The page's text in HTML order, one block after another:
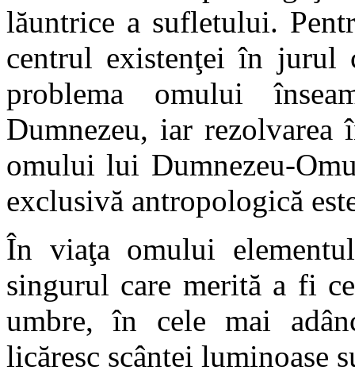
lăuntrice a sufletului.
centrul existenţei în jurul
problema omului
Dumnezeu, iar rezolvarea
omului lui Dumnezeu-
exclusivă antropologică
În viaţa omului
singurul care merită a fi
umbre, în cele mai
licăresc scântei luminoase